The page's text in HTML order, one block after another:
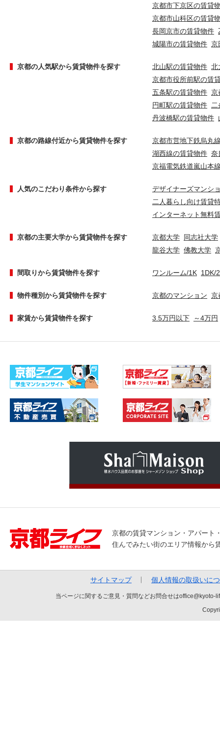
京都市下京区の賃貸
京都市山科区の賃貸
長岡京市の賃貸物件
城陽市の賃貸物件 京
京都の人気駅から賃貸物件を探す 北山駅の賃貸物件 北
京都市役所前駅の賃
五条駅の賃貸物件 京
円町駅の賃貸物件
丹波橋駅の賃貸物件
京都の路線付近から賃貸物件を探す
京都市営地下鉄烏丸
湖西線の賃貸物件 奈
京福電気鉄道嵐山本
人気のこだわり条件から探す
デザイナーズマンシ
二人暮らし向け賃貸
インターネット無料
京都の主要大学から賃貸物件を探す 京都大学 同志社大学
龍谷大学 佛教大学
間取りから賃貸物件を探す ワンルーム/1K 1DK/
物件種別から賃貸物件を探す 京都のマンション 京
家賃から賃貸物件を探す 3.5万円以下 ～4万円
京都の賃貸マンション・アパート
住んでみたい街のエリア情報から
サイトマップ 個人情報の取扱いに
当ページに関するご意見・質問などお問合せは